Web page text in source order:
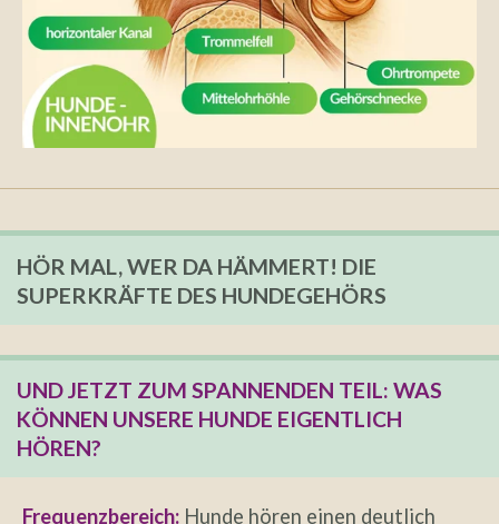
HÖR MAL, WER DA HÄMMERT! DIE
SUPERKRÄFTE DES HUNDEGEHÖRS
UND JETZT ZUM SPANNENDEN TEIL: WAS
KÖNNEN UNSERE HUNDE EIGENTLICH
HÖREN?
Frequenzbereich: Hunde hören einen deutlich